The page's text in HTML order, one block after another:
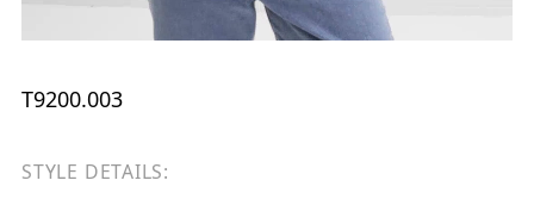
T9200.003
STYLE DETAILS: